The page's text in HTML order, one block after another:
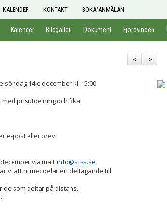
KALENDER KONTAKT BOKA/ANMÄLAN
Kalender Bildgalleri Dokument Fjordvinden
>
<
14:e december kl. 15:00
prisutdelning och fika!
e-post eller brev.
via mail info@sfss.se
vi att ni meddelar ert deltagande till
de som deltar på distans.